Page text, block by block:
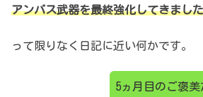
アンバス武器を最終強化してきまし
って限りなく日記に近い何かです。
5ヵ月目のご褒美